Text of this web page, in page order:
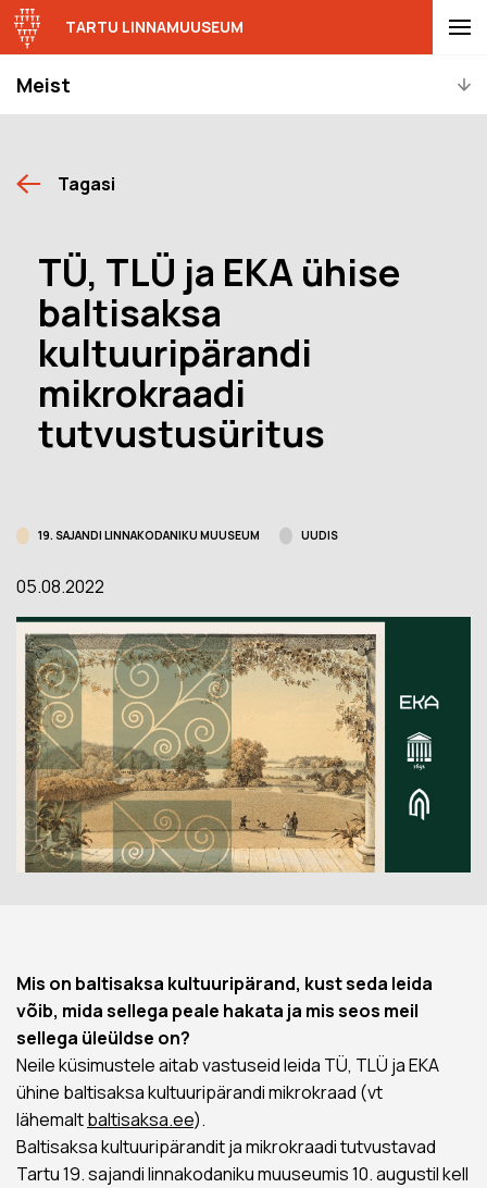
Meist
TARTU LINNAMUUSEUM
Tagasi
TÜ, TLÜ ja EKA ühise
baltisaksa
kultuuripärandi
mikrokraadi
tutvustusüritus
19. SAJANDI LINNAKODANIKU MUUSEUM UUDIS
05.08.2022
Mis on baltisaksa kultuuripärand, kust seda leida
võib, mida sellega peale hakata ja mis seos meil
sellega üleüldse on?
Neile küsimustele aitab vastuseid leida TÜ, TLÜ ja EKA
ühine baltisaksa kultuuripärandi mikrokraad (vt
lähemaltbaltisaksa.ee).
Baltisaksa kultuuripärandit ja mikrokraadi tutvustavad
Tartu 19. sajandi linnakodaniku muuseumis 10. augustil kell